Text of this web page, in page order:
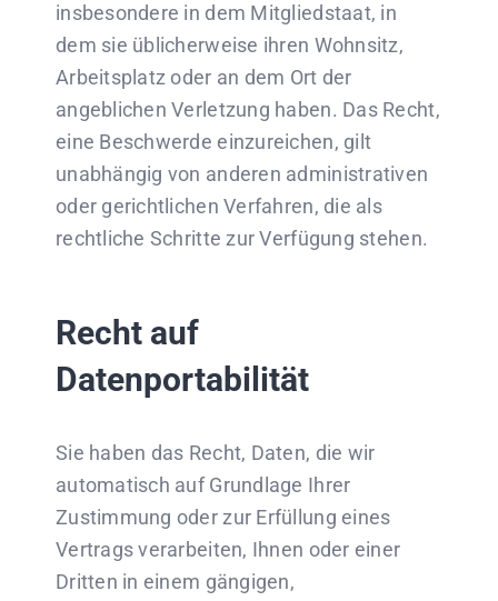
insbesondere in dem Mitgliedstaat, in
dem sie üblicherweise ihren Wohnsitz,
Arbeitsplatz oder an dem Ort der
angeblichen Verletzung haben. Das Recht,
eine Beschwerde einzureichen, gilt
unabhängig von anderen administrativen
oder gerichtlichen Verfahren, die als
rechtliche Schritte zur Verfügung stehen.
Recht auf
Datenportabilität
Sie haben das Recht, Daten, die wir
automatisch auf Grundlage Ihrer
Zustimmung oder zur Erfüllung eines
Vertrags verarbeiten, Ihnen oder einer
Dritten in einem gängigen,